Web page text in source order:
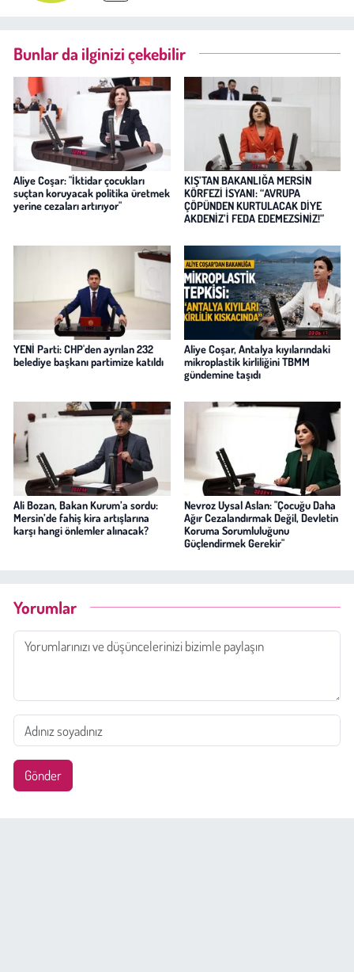
Bunlar da ilginizi çekebilir
Aliye Coşar: "İktidar çocukları
suçtan koruyacak politika üretmek
yerine cezaları artırıyor"
KIŞ’TAN BAKANLIĞA MERSİN
KÖRFEZİ İSYANI: “AVRUPA
ÇÖPÜNDEN KURTULACAK DİYE
AKDENİZ’İ FEDA EDEMEZSİNİZ!”
YENİ Parti: CHP'den ayrılan 232
belediye başkanı partimize katıldı
Aliye Coşar, Antalya kıyılarındaki
mikroplastik kirliliğini TBMM
gündemine taşıdı
Ali Bozan, Bakan Kurum’a sordu:
Mersin’de fahiş kira artışlarına
karşı hangi önlemler alınacak?
Nevroz Uysal Aslan: "Çocuğu Daha
Ağır Cezalandırmak Değil, Devletin
Koruma Sorumluluğunu
Güçlendirmek Gerekir"
Yorumlar
Gönder